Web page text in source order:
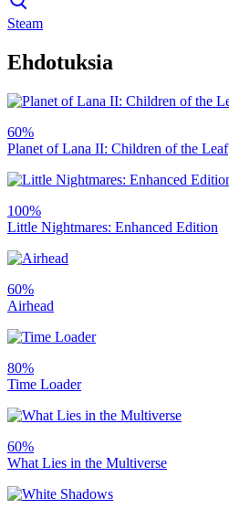
Steam
Ehdotuksia
60%
Planet of Lana II: Children of the Leaf
100%
Little Nightmares: Enhanced Edition
60%
Airhead
80%
Time Loader
60%
What Lies in the Multiverse